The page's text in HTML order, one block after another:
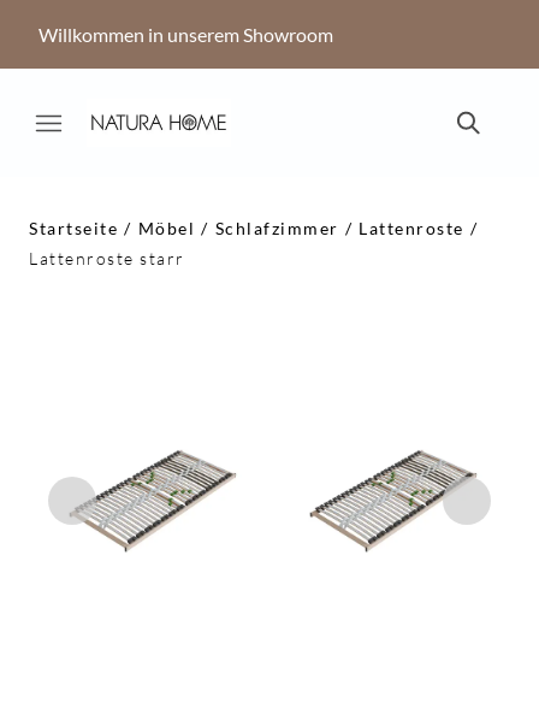
Willkommen in unserem Showroom
Startseite Möbel Schlafzimmer
Lattenroste
Lattenroste starr